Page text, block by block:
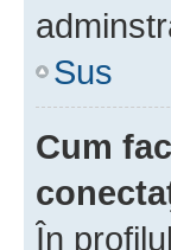
Sus
Cum
În